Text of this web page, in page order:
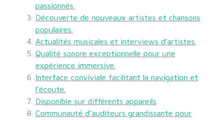
passionnés.
Découverte de nouveaux artistes et chansons
populaires.
Actualités musicales et interviews d’artistes.
Qualité sonore exceptionnelle pour une
expérience immersive.
Interface conviviale facilitant la navigation et
l’écoute.
Disponible sur différents appareils
Communauté d’auditeurs grandissante pour